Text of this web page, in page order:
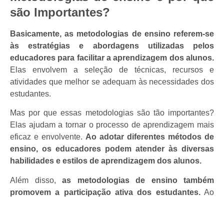
são Importantes?
Basicamente, as metodologias de ensino referem-se
às estratégias e abordagens utilizadas pelos
educadores para facilitar a aprendizagem dos alunos.
Elas envolvem a seleção de técnicas, recursos e
atividades que melhor se adequam às necessidades dos
estudantes.
Mas por que essas metodologias são tão importantes?
Elas ajudam a tornar o processo de aprendizagem mais
eficaz e envolvente. Ao adotar diferentes métodos de
ensino, os educadores podem atender às diversas
habilidades e estilos de aprendizagem dos alunos.
Além disso, as metodologias de ensino também
promovem a participação ativa dos estudantes.Ao